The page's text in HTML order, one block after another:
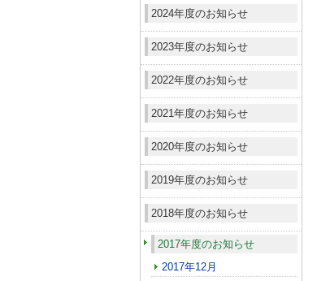
2024年度のお知らせ
2023年度のお知らせ
2022年度のお知らせ
2021年度のお知らせ
2020年度のお知らせ
2019年度のお知らせ
2018年度のお知らせ
2017年度のお知らせ
2017年12月